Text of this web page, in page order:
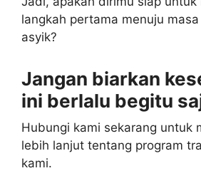
langkah pertama menuju
asyik?
Jangan biarkan
ini berlalu begitu
Hubungi kami sekarang untuk
lebih lanjut tentang program
kami.